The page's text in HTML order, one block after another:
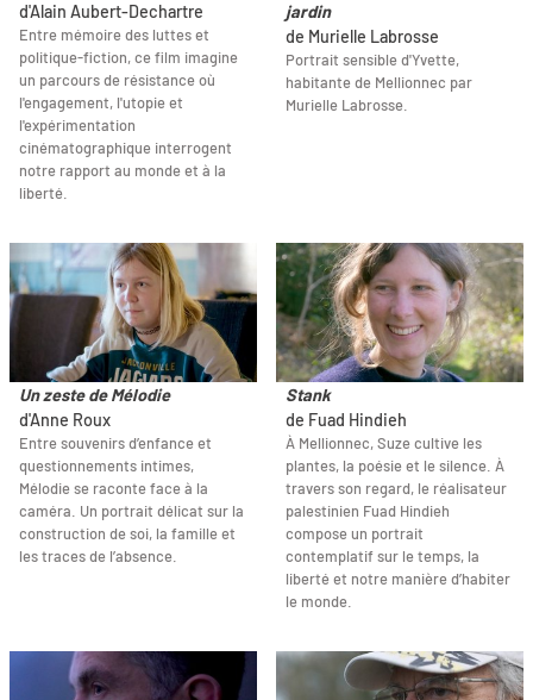
d'Alain Aubert-Dechartre
Entre mémoire des luttes et
politique-fiction, ce film imagine
un parcours de résistance où
l'engagement, l'utopie et
l'expérimentation
cinématographique interrogent
notre rapport au monde et à la
liberté.
jardin
de Murielle Labrosse
Portrait sensible d'Yvette,
habitante de Mellionnec par
Murielle Labrosse.
Un zeste de Mélodie
d'Anne Roux
Entre souvenirs d’enfance et
questionnements intimes,
Mélodie se raconte face à la
caméra. Un portrait délicat sur la
construction de soi, la famille et
les traces de l’absence.
Stank
de Fuad Hindieh
À Mellionnec, Suze cultive les
plantes, la poésie et le silence. À
travers son regard, le réalisateur
palestinien Fuad Hindieh
compose un portrait
contemplatif sur le temps, la
liberté et notre manière d’habiter
le monde.